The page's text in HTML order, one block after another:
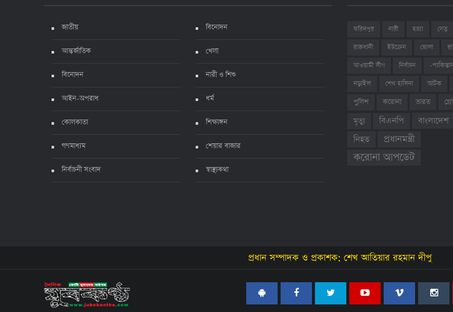
জাতীয়
আন্তর্জাতিক
বিনোদন
আইন-অপরাধ
কোলকাতা
গণমাধ্যম
নির্বাচনী সংবাদ
বিনোদন
খেলা
নারী ও শিশু
ধর্ম
শিক্ষাঙ্গন
শেয়ার বাজার
স্বাস্থ্যকথা
ফরিদপুর নারী হত্যা সেতু
রাজধানী ইউক্রেন ভোলা
আওয়ামী লীগ
নির্বাচন
-
নড়াইল
শেখ হাসিনা আটক
পুলিশ
করোনা ভারত
মৃত্যু
বিএনপি
বাংলাদেশ
নিহত
প্রধানমন্ত্রী
করোনা আপডেট
প্রধান সম্পাদক ও প্রকাশক: শেখ আতিয়ার রহমান দীপু